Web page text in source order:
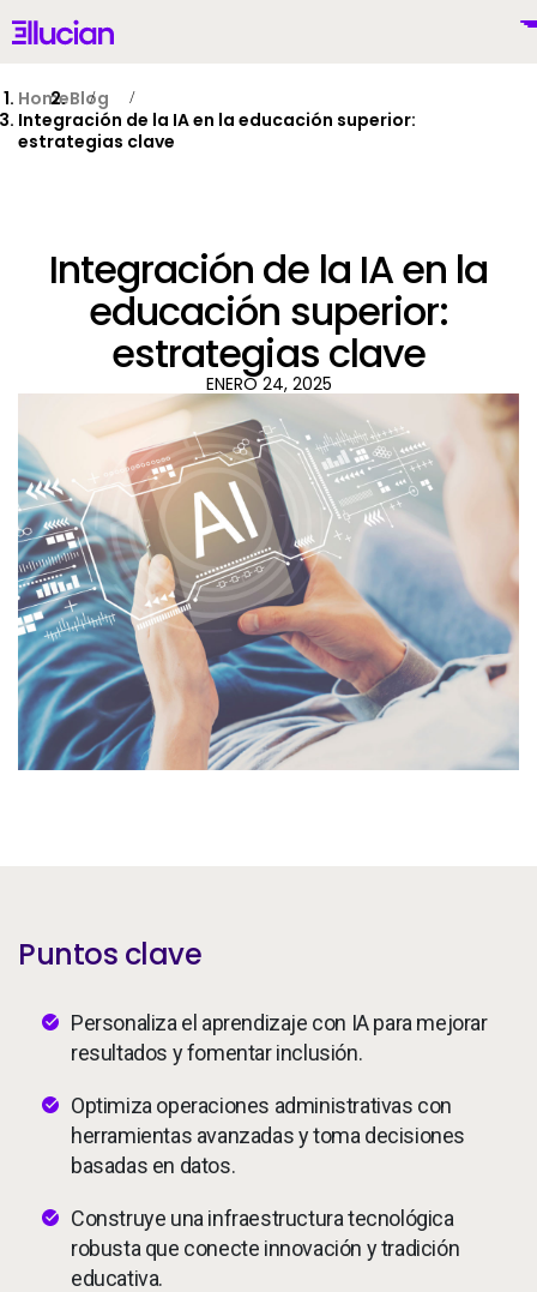
Main menu Ellucian
Por Qué Ellucian
Productos
IA
Servicios
Recursos
Compañía
HomeBlog
Integración de la IA en la educación superior:
estrategias clave
Integración de la IA en la
educación superior:
estrategias clave
ENERO 24, 2025
Puntos clave
Personaliza el aprendizaje con IA para mejorar
resultados y fomentar inclusión.
Optimiza operaciones administrativas con
herramientas avanzadas y toma decisiones
basadas en datos.
Construye una infraestructura tecnológica
robusta que conecte innovación y tradición
educativa.